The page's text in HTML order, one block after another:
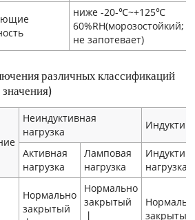
ниже -20-℃~+125℃
60%RH(морозостойкий;
не запотевает)
различных классификаций
Неиндуктивная
нагрузка
Активная
нагрузка
Ламповая
нагрузка
нагрузка
Нормально
закрытый
Нормально
закрытый
丨
закрытый